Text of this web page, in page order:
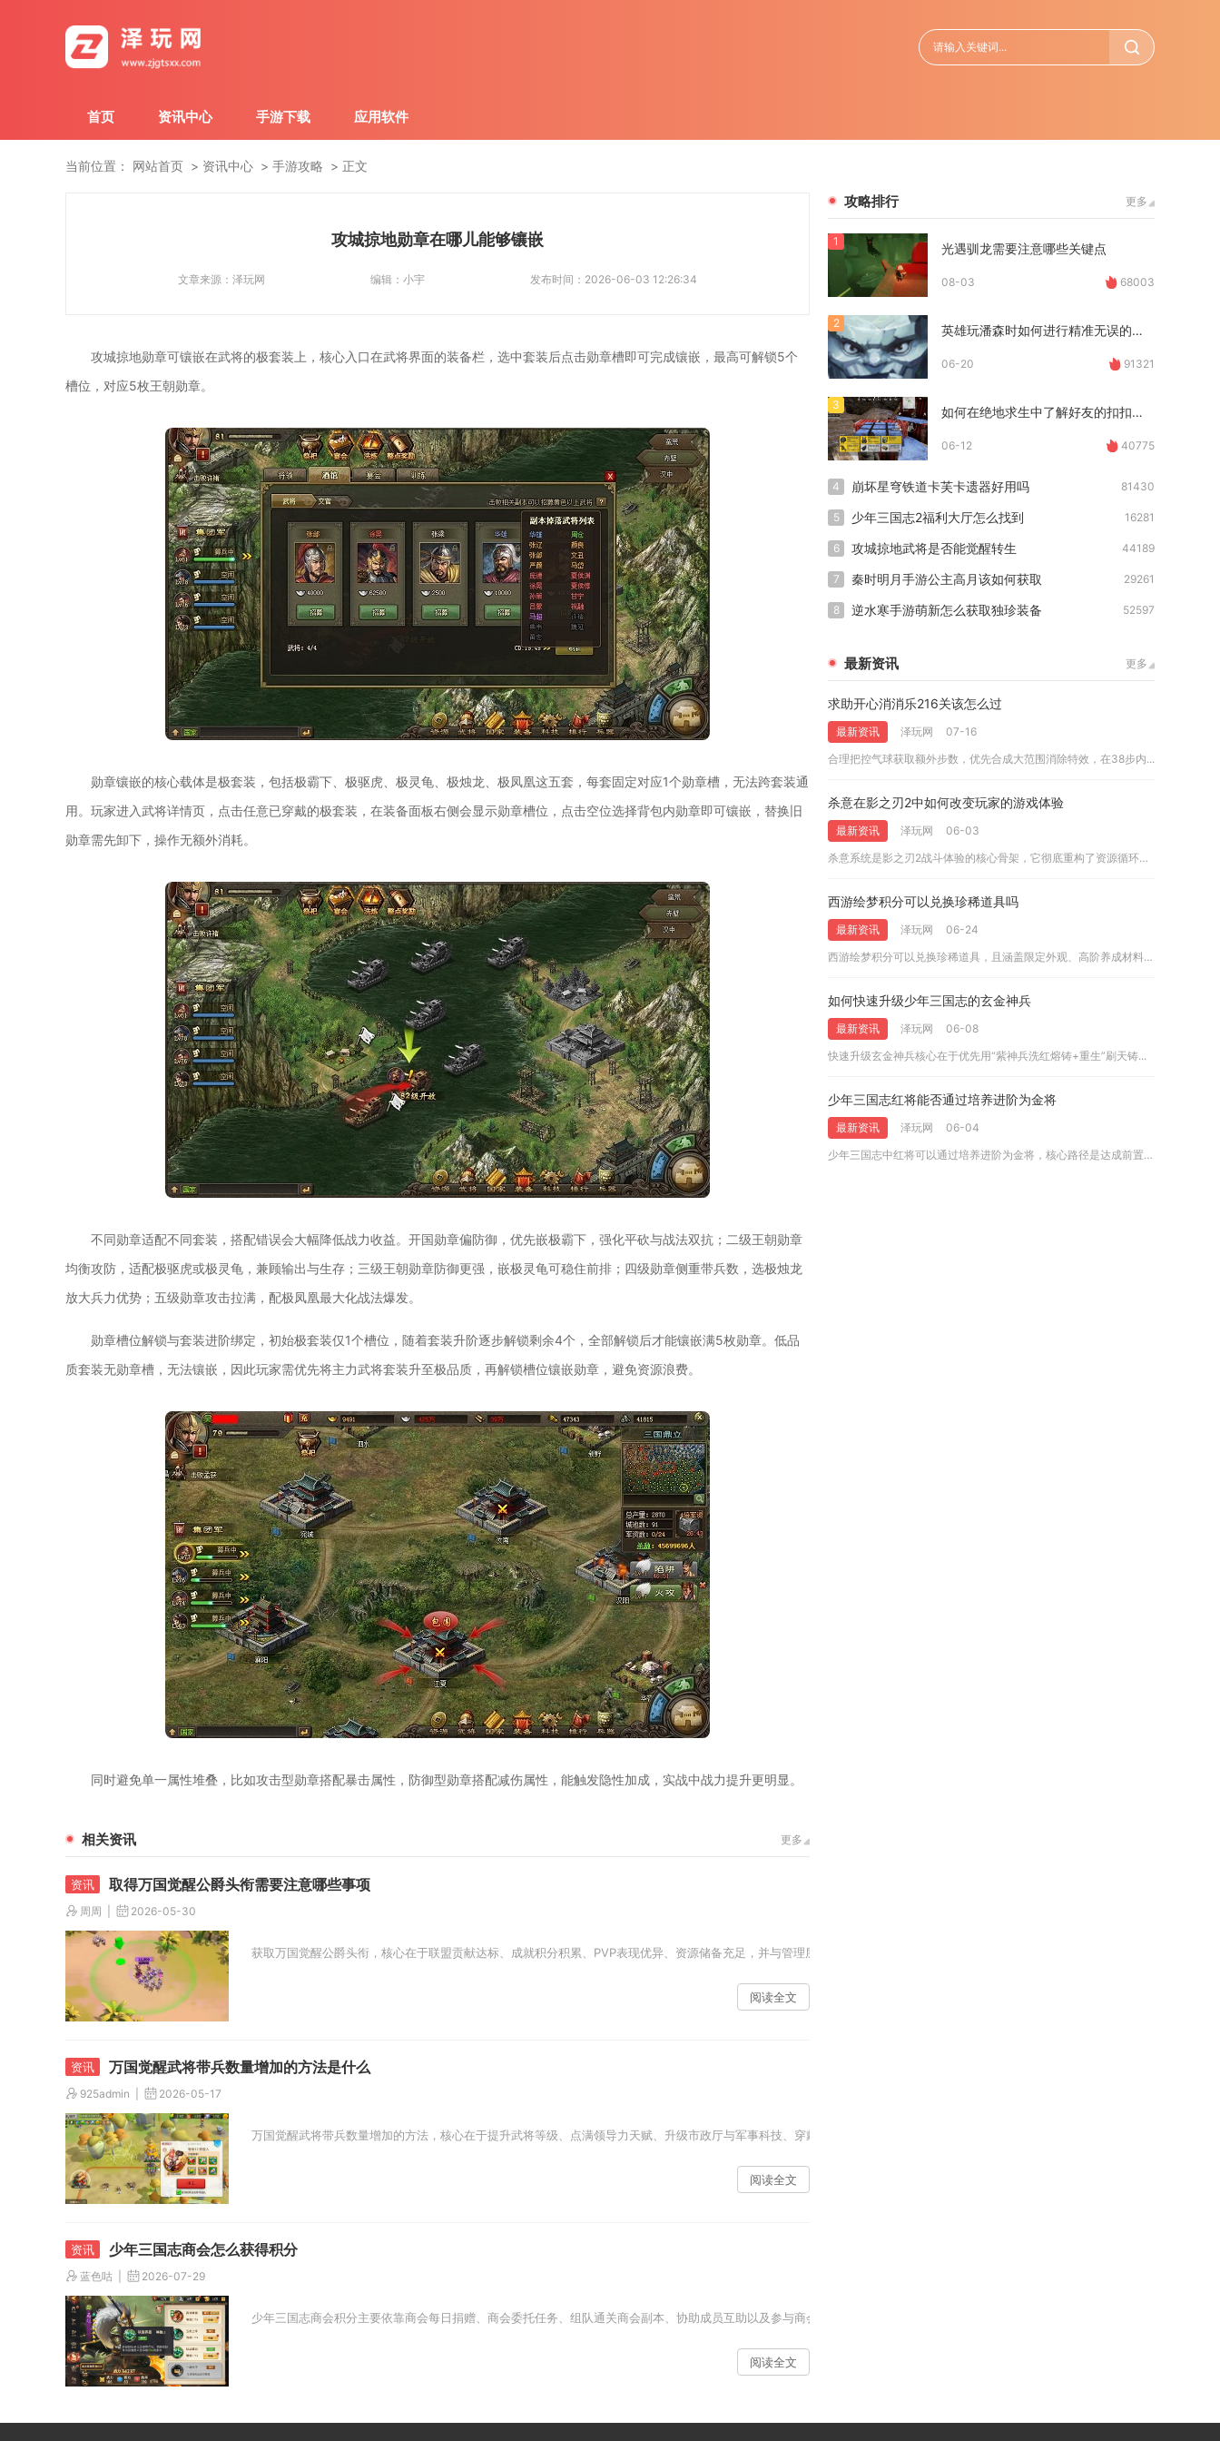
首页 资讯中心 手游下载 应用软件
当前位置： 网站首页 资讯中心 手游攻略 正文
攻城掠地勋章在哪儿能够镶嵌
文章来源： 泽玩网 编辑： 小宇 发布时间： 2026-06-03 12:26:34
攻城掠地勋章可镶嵌在武将的极套装上，核心入口在武将界面的装备栏，选中套装后点击勋章槽即可完成镶嵌，最高可解锁5个
槽位，对应5枚王朝勋章。
勋章镶嵌的核心载体是极套装，包括极霸下、极驱虎、极灵龟、极烛龙、极凤凰这五套，每套固定对应1个勋章槽，无法跨套装通
用。玩家进入武将详情页，点击任意已穿戴的极套装，在装备面板右侧会显示勋章槽位，点击空位选择背包内勋章即可镶嵌，替换旧
勋章需先卸下，操作无额外消耗。
不同勋章适配不同套装，搭配错误会大幅降低战力收益。开国勋章偏防御，优先嵌极霸下，强化平砍与战法双抗；二级王朝勋章
均衡攻防，适配极驱虎或极灵龟，兼顾输出与生存；三级王朝勋章防御更强，嵌极灵龟可稳住前排；四级勋章侧重带兵数，选极烛龙
放大兵力优势；五级勋章攻击拉满，配极凤凰最大化战法爆发。
勋章槽位解锁与套装进阶绑定，初始极套装仅1个槽位，随着套装升阶逐步解锁剩余4个，全部解锁后才能镶嵌满5枚勋章。低品
质套装无勋章槽，无法镶嵌，因此玩家需优先将主力武将套装升至极品质，再解锁槽位镶嵌勋章，避免资源浪费。
同时避免单一属性堆叠，比如攻击型勋章搭配暴击属性，防御型勋章搭配减伤属性，能触发隐性加成，实战中战力提升更明显。
相关资讯 更多
取得万国觉醒公爵头衔需要注意哪些事项
周周 2026-05-30
获取万国觉醒公爵头衔，核心在于联盟贡献达标、成就积分积累、PVP表现优异、资源储备充足，并与管理层保持良好沟通，同时把控头衔时效与申请规则，才能稳定拿到并用好公爵头
阅读全文
万国觉醒武将带兵数量增加的方法是什么
925admin 2026-05-17
万国觉醒武将带兵数量增加的方法，核心在于提升武将等级、点满领导力天赋、升级市政厅与军事科技、穿戴领导力装备、激活联盟科技与符文，以及合理搭配主副将，多维度叠加统兵
阅读全文
少年三国志商会怎么获得积分
蓝色咕 2026-07-29
少年三国志商会积分主要依靠商会每日捐赠、商会委托任务、组队通关商会副本、协助成员互助以及参与商会限时集体活动获取，坚持每日把所有免费渠道全部做完，即可稳定拿到全部
阅读全文
攻略排行 更多
1 光遇驯龙需要注意哪些关键点
08-03 68003
2 英雄玩潘森时如何进行精准无误的连招
06-20 91321
3 如何在绝地求生中了解好友的扣扣号码
06-12 40775
4 崩坏星穹铁道卡芙卡遗器好用吗 81430
5 少年三国志2福利大厅怎么找到 16281
6 攻城掠地武将是否能觉醒转生 44189
7 秦时明月手游公主高月该如何获取 29261
8 逆水寒手游萌新怎么获取独珍装备 52597
最新资讯 更多
求助开心消消乐216关该怎么过
最新资讯 泽玩网
07-16
合理把控气球获取额外步数，优先合成大范围消除特效，在38步内...
杀意在影之刃2中如何改变玩家的游戏体验
最新资讯 泽玩网
06-03
杀意系统是影之刃2战斗体验的核心骨架，它彻底重构了资源循环、...
西游绘梦积分可以兑换珍稀道具吗
最新资讯 泽玩网
06-24
西游绘梦积分可以兑换珍稀道具，且涵盖限定外观、高阶养成材料与...
如何快速升级少年三国志的玄金神兵
最新资讯 泽玩网
06-08
快速升级玄金神兵核心在于优先用“紫神兵洗红熔铸+重生”刷天铸...
少年三国志红将能否通过培养进阶为金将
最新资讯 泽玩网
06-04
少年三国志中红将可以通过培养进阶为金将，核心路径是达成前置条...